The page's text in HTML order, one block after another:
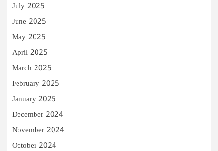
July 2025
June 2025
May 2025
April 2025
March 2025
February 2025
January 2025
December 2024
November 2024
October 2024